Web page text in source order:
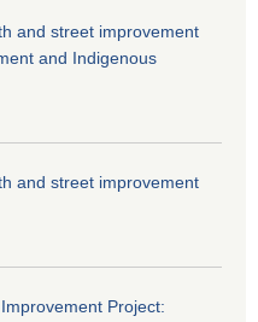
and street improvement
and Indigenous
and street improvement
Project: